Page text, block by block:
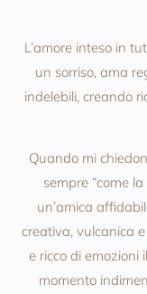
L’amore inteso in
un sorriso, ama
indelebili, creando
Quando mi
sempre “come
un’amica
creativa, vulcanica
e ricco di emozioni
momento